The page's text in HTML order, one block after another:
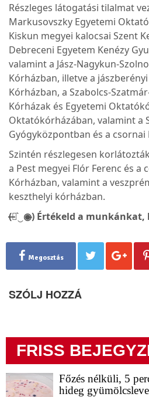
Részleges látogatási tilalmat
Markusovszky Egyetemi
Kiskun megyei kalocsai Szent
Debreceni Egyetem Kenézy
valamint a Jász-Nagykun-
Kórházban, illetve a
Kórházban, a Szabolcs-
Kórházak és Egyetemi
Oktatókórházában, valamint a
Gyógyközpontban és a
Szintén részlegesen
a Pest megyei Flór Ferenc és a
Kórházban, valamint a
keszthelyi kórházban.
(̶◉͛‿◉̶) Értékeld a munkánkat,
Megosztás
SZÓLJ HOZZÁ
FRISS
Főzés nélküli, 5
hideg